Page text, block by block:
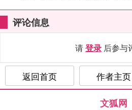
评论信息
请登录 后参与
返回首页 作者主页
文狐网